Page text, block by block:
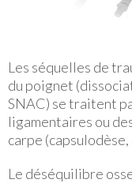
Les séquelles de
du poignet
SNAC) se traitent
ligamentaires ou
carpe
Le déséquilibre